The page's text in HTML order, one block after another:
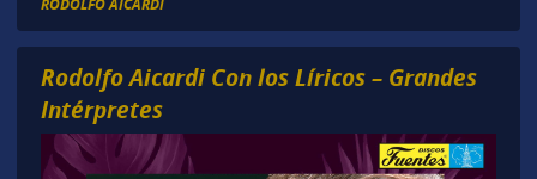
RODOLFO AICARDI
Rodolfo Aicardi Con los Líricos – Grandes
Intérpretes